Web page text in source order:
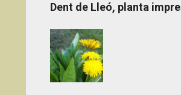
Dent de Lleó, planta